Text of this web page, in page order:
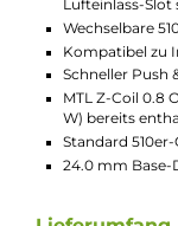
Technische
EZ Tube Mod